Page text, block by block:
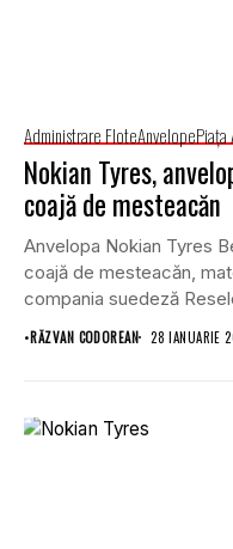
Administrare FloteAnvelopePiaţa
Nokian Tyres,
coajă de mesteacăn
Anvelopa Nokian Tyres
coajă de mesteacăn,
compania suedeză
provenite...
•RĂZVAN CODOREAN 28 IANUARIE